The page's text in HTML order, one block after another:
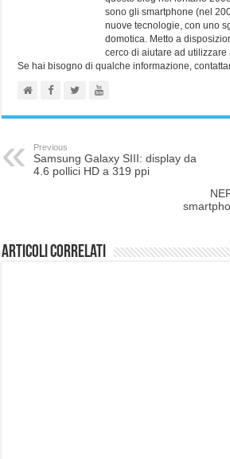
sono gli smartphone (nel
nuove tecnologie, con uno
domotica. Metto a
cerco di aiutare ad
Se hai bisogno di qualche informazione,
Previous
Samsung Galaxy SIII: display da
4.6 pollici HD a 319 ppi
Articoli correlati